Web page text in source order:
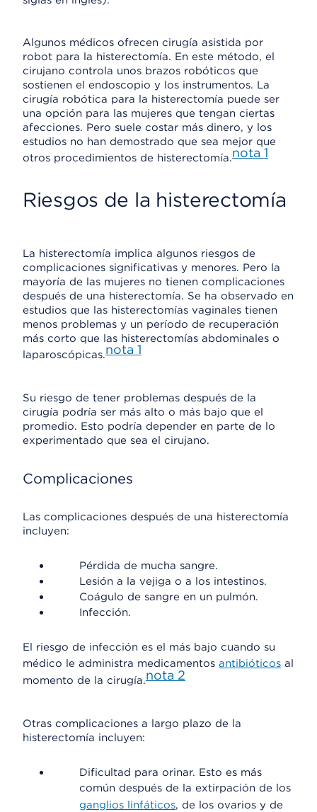
Algunos médicos ofrecen cirugía asistida por
robot para la histerectomía. En este método, el
cirujano controla unos brazos robóticos que
sostienen el endoscopio y los instrumentos. La
cirugía robótica para la histerectomía puede ser
una opción para las mujeres que tengan ciertas
afecciones. Pero suele costar más dinero, y los
estudios no han demostrado que sea mejor que
otros procedimientos de histerectomía.nota 1
Riesgos de la histerectomía
La histerectomía implica algunos riesgos de
complicaciones significativas y menores. Pero la
mayoría de las mujeres no tienen complicaciones
después de una histerectomía. Se ha observado en
estudios que las histerectomías vaginales tienen
menos problemas y un período de recuperación
más corto que las histerectomías abdominales o
laparoscópicas.nota 1
Su riesgo de tener problemas después de la
cirugía podría ser más alto o más bajo que el
promedio. Esto podría depender en parte de lo
experimentado que sea el cirujano.
Complicaciones
Las complicaciones después de una histerectomía
incluyen:
Pérdida de mucha sangre.
Lesión a la vejiga o a los intestinos.
Coágulo de sangre en un pulmón.
Infección.
El riesgo de infección es el más bajo cuando su
médico le administra medicamentos antibióticos al
momento de la cirugía.nota 2
Otras complicaciones a largo plazo de la
histerectomía incluyen:
Dificultad para orinar. Esto es más
común después de la extirpación de los
ganglios linfáticos, de los ovarios y de